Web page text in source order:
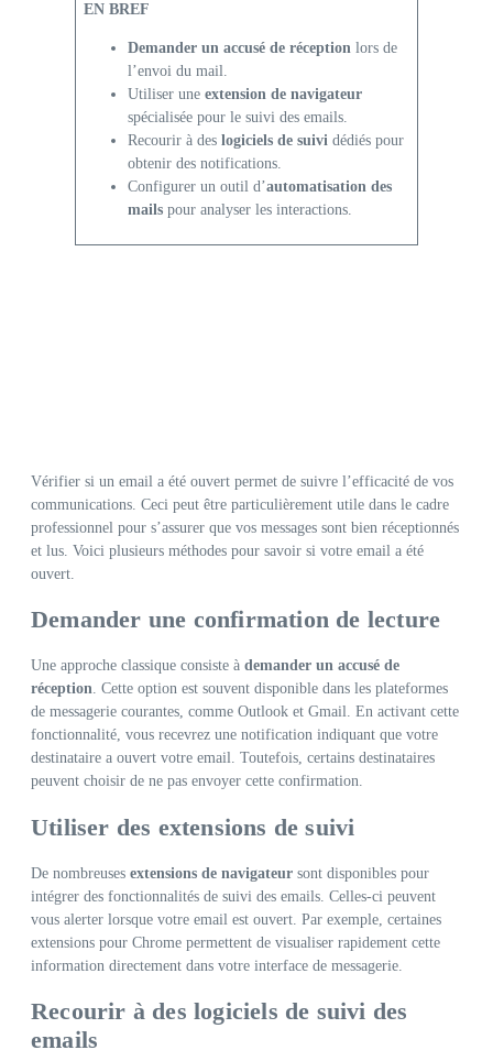
EN BREF
Demander un accusé de réception lors de
l’envoi du mail.
Utiliser une extension de navigateur
spécialisée pour le suivi des emails.
Recourir à des logiciels de suivi dédiés pour
obtenir des notifications.
Configurer un outil d’automatisation des
mails pour analyser les interactions.
Vérifier si un email a été ouvert permet de suivre l’efficacité de vos
communications. Ceci peut être particulièrement utile dans le cadre
professionnel pour s’assurer que vos messages sont bien réceptionnés
et lus. Voici plusieurs méthodes pour savoir si votre email a été
ouvert.
Demander une confirmation de lecture
Une approche classique consiste à demander un accusé de
réception. Cette option est souvent disponible dans les plateformes
de messagerie courantes, comme Outlook et Gmail. En activant cette
fonctionnalité, vous recevrez une notification indiquant que votre
destinataire a ouvert votre email. Toutefois, certains destinataires
peuvent choisir de ne pas envoyer cette confirmation.
Utiliser des extensions de suivi
De nombreuses extensions de navigateur sont disponibles pour
intégrer des fonctionnalités de suivi des emails. Celles-ci peuvent
vous alerter lorsque votre email est ouvert. Par exemple, certaines
extensions pour Chrome permettent de visualiser rapidement cette
information directement dans votre interface de messagerie.
Recourir à des logiciels de suivi des
emails